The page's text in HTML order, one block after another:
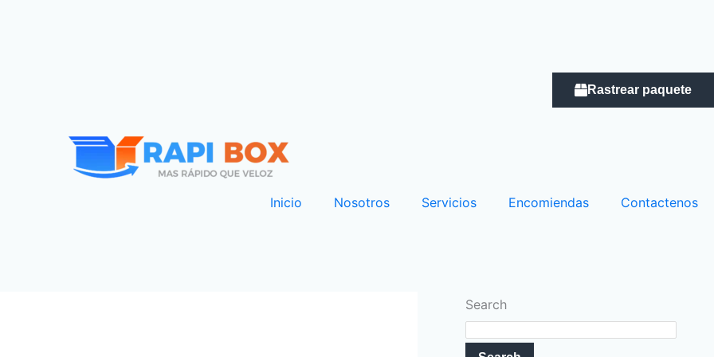
Rastrear paquete
Inicio Nosotros Servicios Encomiendas Contactenos
Search